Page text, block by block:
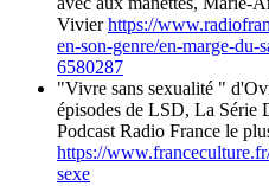
Vivierhttps://
en-son-genre/en-marge-du-
6580287
"Vivre sans sexualité "
épisodes de LSD, La Série
Podcast Radio France le
https://
sexe